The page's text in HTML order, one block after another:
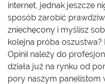
internet, jednak jeszcze
sposób zarobić
zniechęcony i myślisz
kolejna próba
Opinii należy do
działa już na rynku od
pory naszym panelistom